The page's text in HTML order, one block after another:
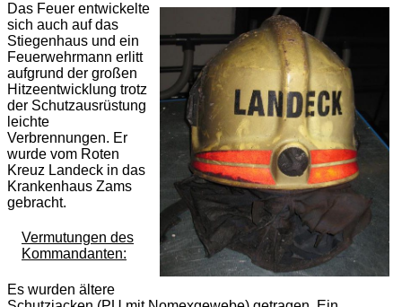
Das Feuer entwickelte
sich auch auf das
Stiegenhaus und ein
Feuerwehrmann erlitt
aufgrund der großen
Hitzeentwicklung trotz
der Schutzausrüstung
leichte
Verbrennungen. Er
wurde vom Roten
Kreuz Landeck in das
Krankenhaus Zams
gebracht.
Vermutungen des
Kommandanten:
Es wurden ältere